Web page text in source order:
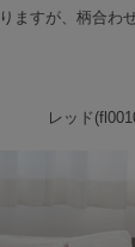
ますが、柄合わ
レッド